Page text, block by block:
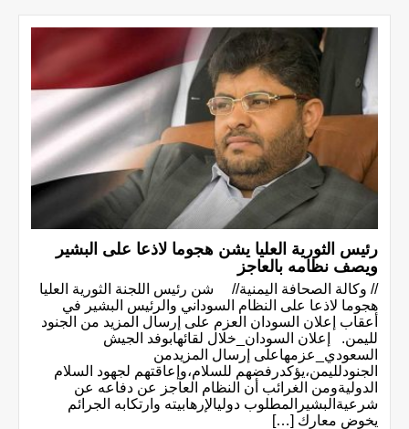
رئيس الثورية العليا يشن هجوما لاذعا على البشير
ويصف نظامه بالعاجز
// وكالة الصحافة اليمنية// شن رئيس اللجنة الثورية العليا
هجوما لاذعا على النظام السوداني والرئيس البشير في
أعقاب إعلان السودان العزم على إرسال المزيد من الجنود
لليمن. إعلان السودان_خلال لقائهابوفد الجيش
السعودي_عزمهاعلى إرسال المزيدمن
الجنودلليمن،يؤكدرفضهم للسلام،وإعاقتهم لجهود السلام
الدوليةومن الغرائب أن النظام العاجز عن دفاعه عن
شرعيةالبشيرالمطلوب دوليالإرهابيته وارتكابه الجرائم
يخوض معارك […]